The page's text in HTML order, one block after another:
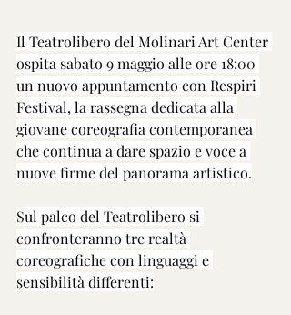
Il Teatrolibero del Molinari Art Center
ospita sabato 9 maggio alle ore 18:00
un nuovo appuntamento con Respiri
Festival, la rassegna dedicata alla
giovane coreografia contemporanea
che continua a dare spazio e voce a
nuove firme del panorama artistico.
Sul palco del Teatrolibero si
confronteranno tre realtà
coreografiche con linguaggi e
sensibilità differenti: